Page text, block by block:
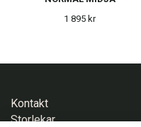
1 895 kr
Kontakt
Storlekar